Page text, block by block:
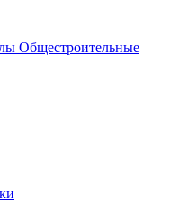
Общестроительные